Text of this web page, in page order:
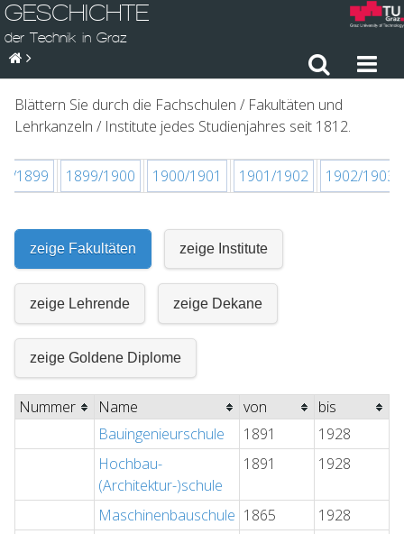
GESCHICHTE
der Technik in Graz
Blättern Sie durch die Fachschulen / Fakultäten und
Lehrkanzeln / Institute jedes Studienjahres seit 1812.
1899 1899/1900 1900/1901 1901/1902 1902/1903
zeige Fakultäten zeige Institute
zeige Lehrende zeige Dekane
zeige Goldene Diplome
Nummer Name von
bis
Bauingenieurschule
1891
1928
Hochbau-
(Architektur-)schule
1891 1928
Maschinenbauschule 1865
1928